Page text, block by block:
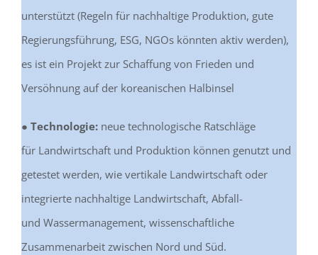
unterstützt (Regeln für nachhaltige Produktion, gute
Regierungsführung, ESG, NGOs könnten aktiv werden),
es ist ein Projekt zur Schaffung von Frieden und
Versöhnung auf der koreanischen Halbinsel
● Technologie: neue technologische Ratschläge
für Landwirtschaft und Produktion können genutzt und
getestet werden, wie vertikale Landwirtschaft oder
integrierte nachhaltige Landwirtschaft, Abfall-
und Wassermanagement, wissenschaftliche
Zusammenarbeit zwischen Nord und Süd.